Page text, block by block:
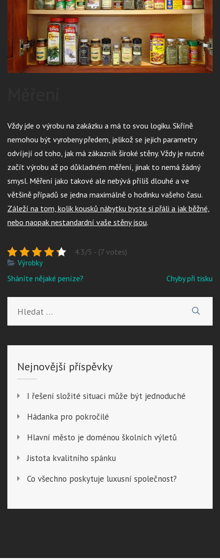
Vždy jde o výrobu na zakázku a má to svou logiku. Skříně
nemohou být vyrobeny předem, jelikož se jejich parametry
odvíjejí od toho, jak má zákazník široké stěny. Vždy je nutné
začít výrobu až po důkladném měření, jinak to nemá žádný
smysl. Měření jako takové ale nebývá příliš dlouhé a ve
většině případů se jedna maximálně o hodinku vašeho času.
Záleží na tom, kolik kousků nábytku byste si přáli a jak běžné,
nebo naopak nestandardní vaše stěny jsou.
4.3/5 - (7 votes)
Výrobky
Navigace
příspěvek
Sháníte nějaké peníze? Chyby při tisku
Nejnovější příspěvky
I řešení složité situaci může být jednoduché
Hádanka pro pokročilé
Hlavní město je doménou školních výletů
Jistota kvalitního spánku
Co všechno poskytuje luxusní společnost?